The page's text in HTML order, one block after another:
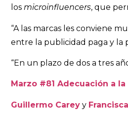
los microinfluencers, que
“A las marcas les conviene
entre la publicidad paga y la
“En un plazo de dos a tres
Marzo #81 Adecuación a
Guillermo Carey y